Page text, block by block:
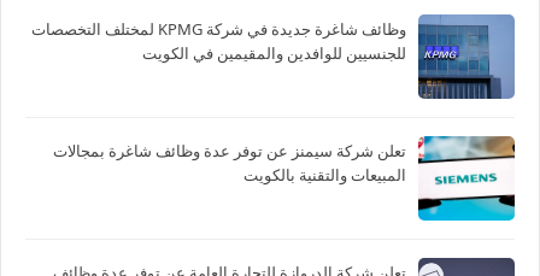
وظائف شاغرة جديدة في شركة ‏KPMG لمختلف التخصصات
للجنسيين للوافدين والمقيمين في الكويت
تعلن شركة سيمنز عن توفر عدة وظائف شاغرة بمجالات
المبيعات والتقنية بالكويت